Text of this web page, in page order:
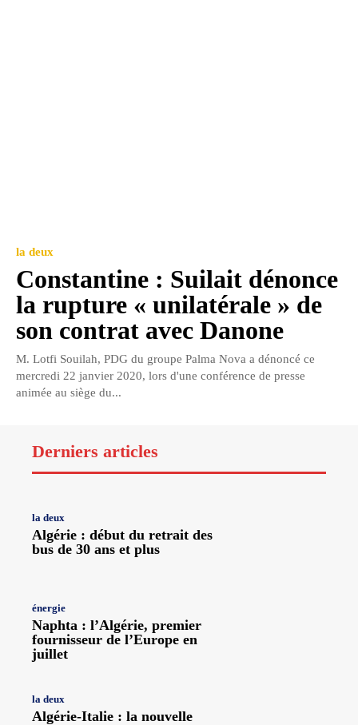
la deux
Constantine : Suilait dénonce
la rupture « unilatérale » de
son contrat avec Danone
M. Lotfi Souilah, PDG du groupe Palma Nova a dénoncé ce
mercredi 22 janvier 2020, lors d'une conférence de presse
animée au siège du...
Derniers articles
la deux
Algérie : début du retrait des
bus de 30 ans et plus
énergie
Naphta : l’Algérie, premier
fournisseur de l’Europe en
juillet
la deux
Algérie-Italie : la nouvelle